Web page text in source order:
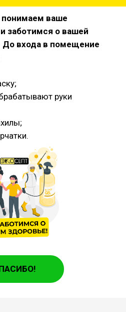
ваше
заботимся о вашей
До входа в помещение
руки